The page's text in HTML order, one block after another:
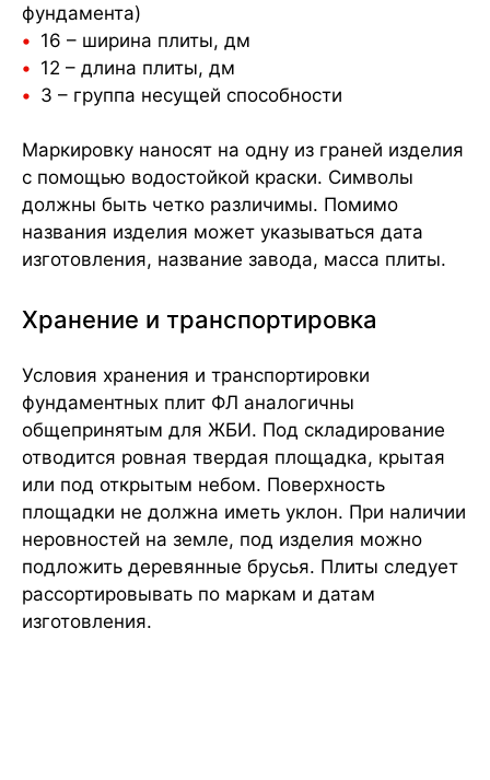
фундамента)
16 – ширина плиты, дм
12 – длина плиты, дм
3 – группа несущей способности
Маркировку наносят на одну из граней изделия
с помощью водостойкой краски. Символы
должны быть четко различимы. Помимо
названия изделия может указываться дата
изготовления, название завода, масса плиты.
Хранение и транспортировка
Условия хранения и транспортировки
фундаментных плит ФЛ аналогичны
общепринятым для ЖБИ. Под складирование
отводится ровная твердая площадка, крытая
или под открытым небом. Поверхность
площадки не должна иметь уклон. При наличии
неровностей на земле, под изделия можно
подложить деревянные брусья. Плиты следует
рассортировывать по маркам и датам
изготовления.